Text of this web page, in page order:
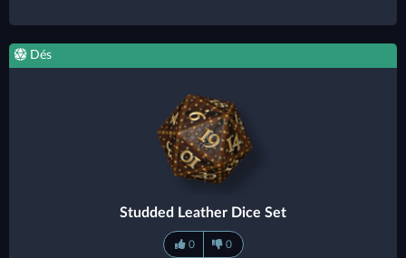
Dés
Studded Leather Dice Set
0 0